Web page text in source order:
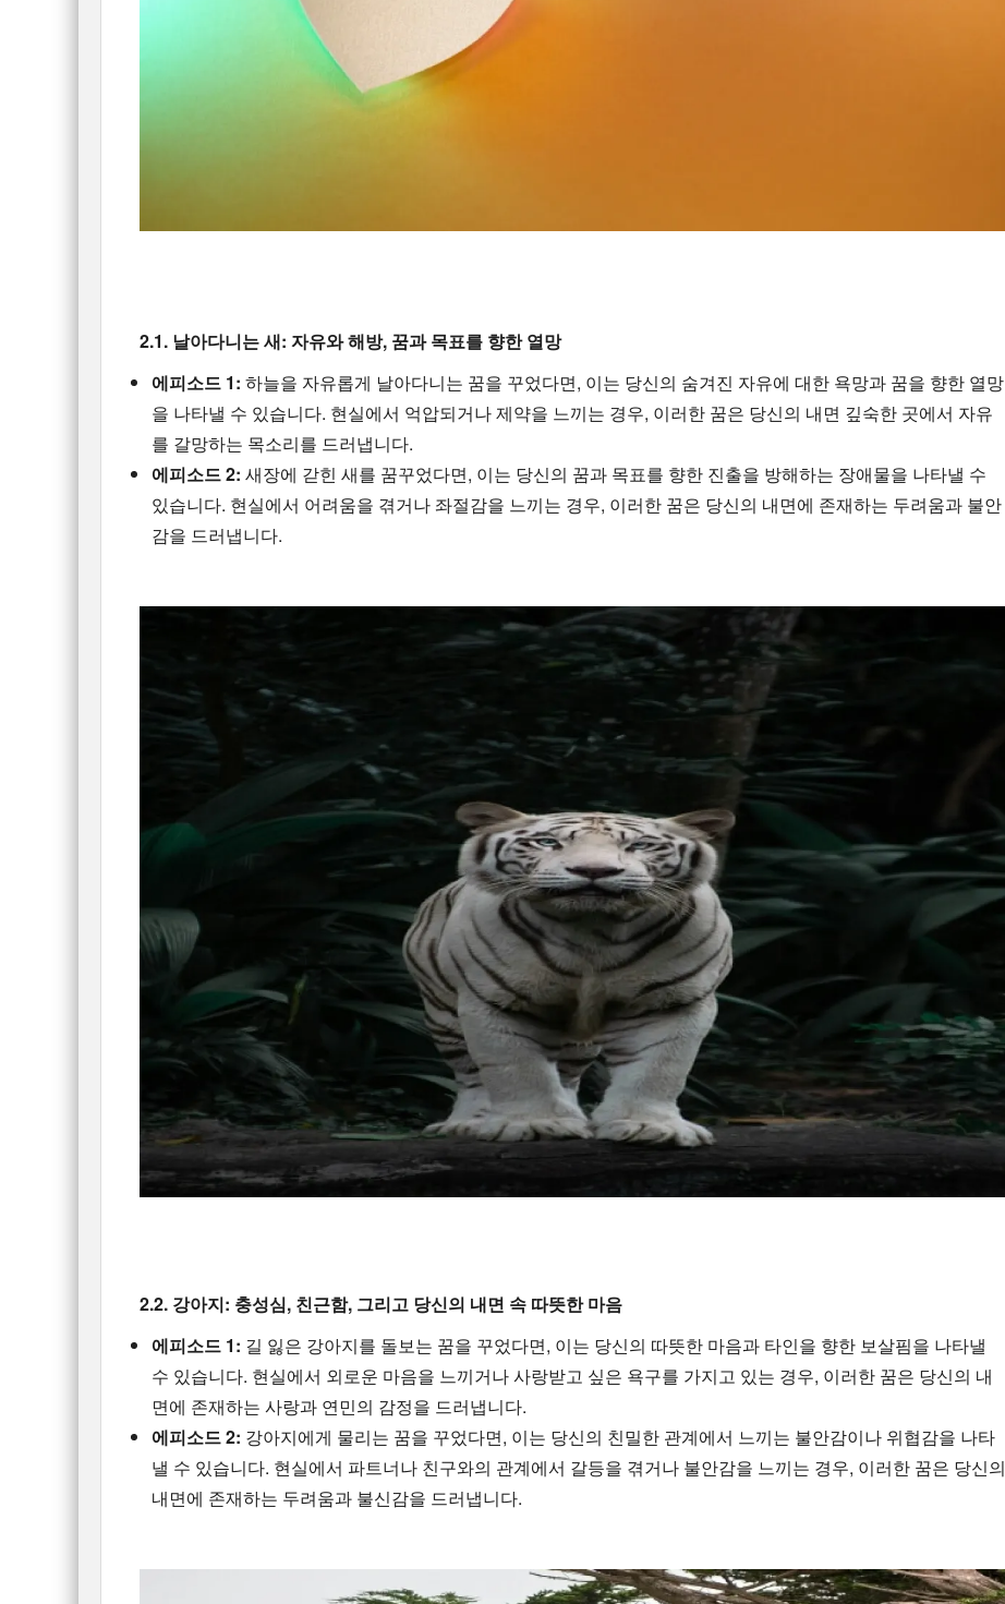
2.1. 날아다니는 새: 자유와 해방, 꿈과 목표를 향한 열망
에피소드 1: 하늘을 자유롭게 날아다니는 꿈을 꾸었다면, 이는 당신의 숨겨진 자유에 대한 욕망과 꿈을 향한 열망
을 나타낼 수 있습니다. 현실에서 억압되거나 제약을 느끼는 경우, 이러한 꿈은 당신의 내면 깊숙한 곳에서 자유
를 갈망하는 목소리를 드러냅니다.
에피소드 2: 새장에 갇힌 새를 꿈꾸었다면, 이는 당신의 꿈과 목표를 향한 진출을 방해하는 장애물을 나타낼 수
있습니다. 현실에서 어려움을 겪거나 좌절감을 느끼는 경우, 이러한 꿈은 당신의 내면에 존재하는 두려움과 불안
감을 드러냅니다.
2.2. 강아지: 충성심, 친근함, 그리고 당신의 내면 속 따뜻한 마음
에피소드 1: 길 잃은 강아지를 돌보는 꿈을 꾸었다면, 이는 당신의 따뜻한 마음과 타인을 향한 보살핌을 나타낼
수 있습니다. 현실에서 외로운 마음을 느끼거나 사랑받고 싶은 욕구를 가지고 있는 경우, 이러한 꿈은 당신의 내
면에 존재하는 사랑과 연민의 감정을 드러냅니다.
에피소드 2: 강아지에게 물리는 꿈을 꾸었다면, 이는 당신의 친밀한 관계에서 느끼는 불안감이나 위협감을 나타
낼 수 있습니다. 현실에서 파트너나 친구와의 관계에서 갈등을 겪거나 불안감을 느끼는 경우, 이러한 꿈은 당신의
내면에 존재하는 두려움과 불신감을 드러냅니다.